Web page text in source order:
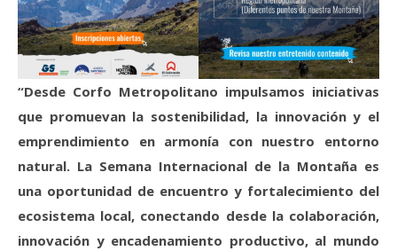
“Desde Corfo Metropolitano impulsamos iniciativas
que promuevan la sostenibilidad, la innovación y el
emprendimiento en armonía con nuestro entorno
natural. La Semana Internacional de la Montaña es
una oportunidad de encuentro y fortalecimiento del
ecosistema local, conectando desde la colaboración,
innovación y encadenamiento productivo, al mundo